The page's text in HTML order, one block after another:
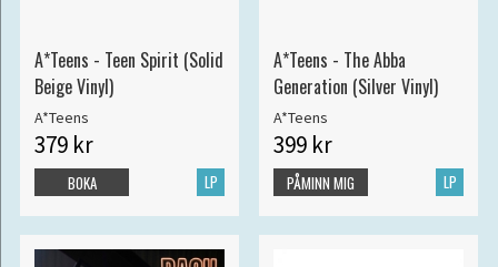
A*Teens - Teen Spirit (Solid
Beige Vinyl)
A*Teens
379 kr
LP
BOKA
A*Teens - The Abba
Generation (Silver Vinyl)
A*Teens
399 kr
LP
PÅMINN MIG